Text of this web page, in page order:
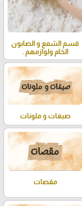
قسم الشمع و الصابون
الخام ولوازمهم .
صبغات و ملونات
مقصات